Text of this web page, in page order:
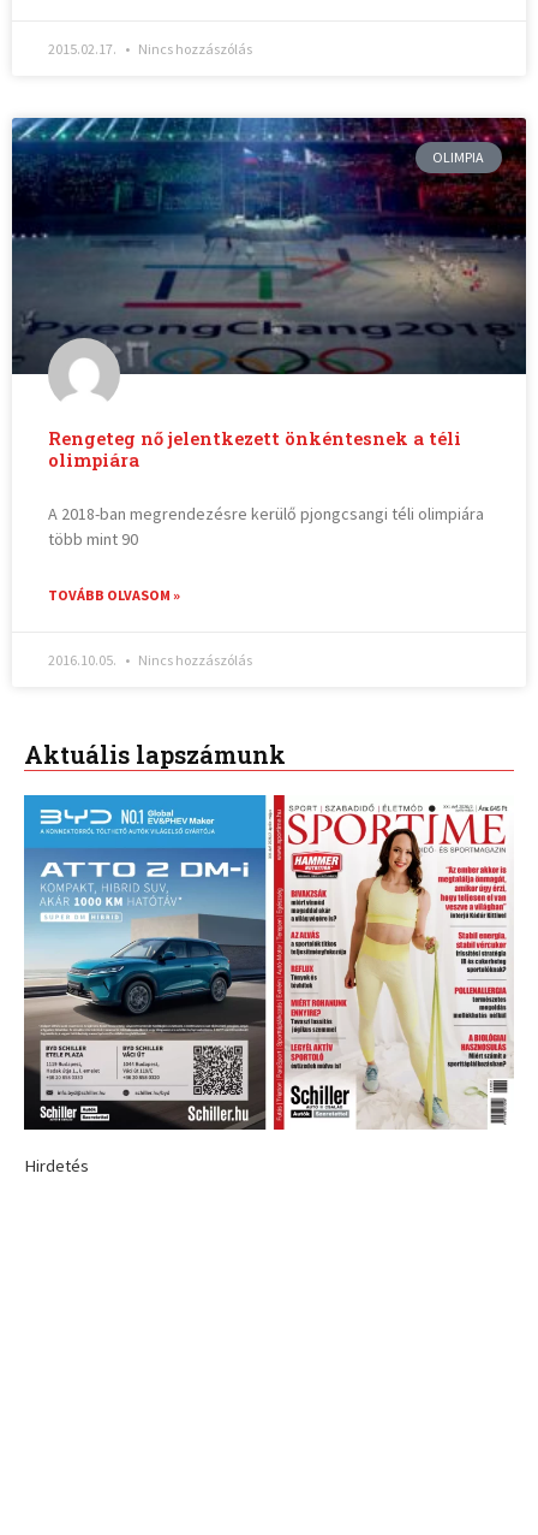
2015.02.17. Nincs hozzászólás
OLIMPIA
Rengeteg nő jelentkezett önkéntesnek a téli
olimpiára
A 2018-ban megrendezésre kerülő pjongcsangi téli olimpiára
több mint 90
TOVÁBB OLVASOM »
2016.10.05. Nincs hozzászólás
Aktuális lapszámunk
Hirdetés